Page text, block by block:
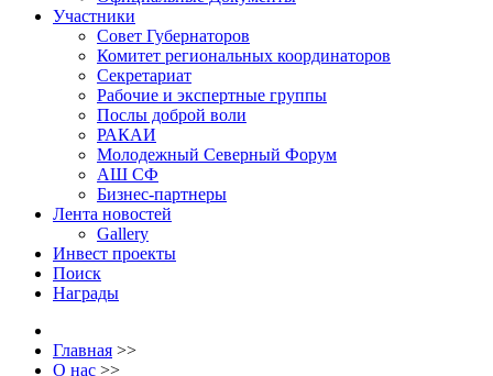
Участники
Совет Губернаторов
Комитет региональных координаторов
Секретариат
Рабочие и экспертные группы
Послы доброй воли
РАКАИ
Молодежный Северный Форум
АШ СФ
Бизнес-партнеры
Лента новостей
Gallery
Инвест проекты
Поиск
Награды
Главная >>
О нас >>